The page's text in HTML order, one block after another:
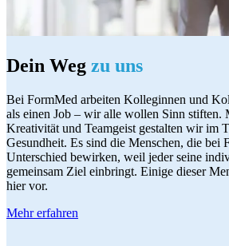
Dein Weg zu uns
Bei FormMed arbeiten Kolleginnen und
als einen Job – wir alle wollen Sinn stiften.
Kreativität und Teamgeist gestalten wir im
Gesundheit. Es sind die Menschen, die bei
Unterschied bewirken, weil jeder seine
gemeinsam Ziel einbringt. Einige dieser
hier vor.
Mehr erfahren